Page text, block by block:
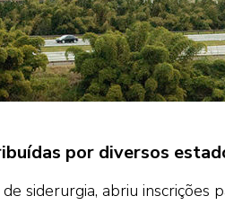
por diversos
siderurgia, abriu inscrições